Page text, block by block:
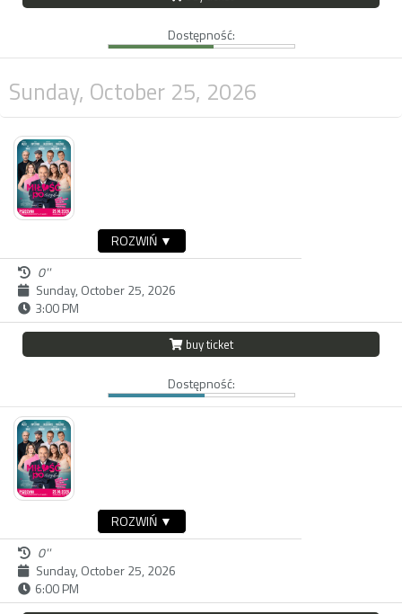
Dostępność:
Sunday, October 25, 2026
ROZWIŃ ▼
0''
Sunday, October 25, 2026
3:00 PM
buy ticket
Dostępność:
ROZWIŃ ▼
0''
Sunday, October 25, 2026
6:00 PM